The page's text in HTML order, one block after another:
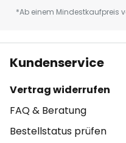
*Ab einem Mindestkaufpreis
Kundenservice
Vertrag widerrufen
FAQ & Beratung
Bestellstatus prüfen